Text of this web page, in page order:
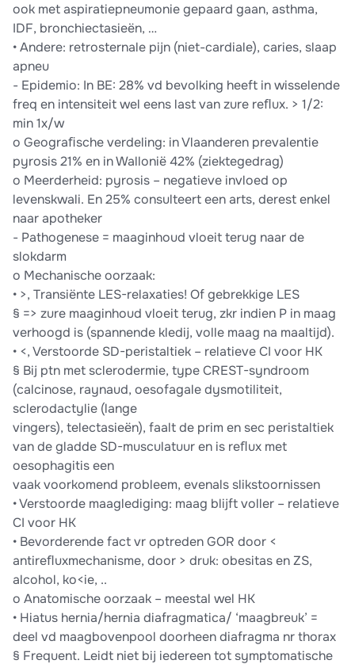
ook met aspiratiepneumonie gepaard gaan, asthma,
IDF, bronchiectasieën, …
• Andere: retrosternale pijn (niet-cardiale), caries, slaap
apneu
- Epidemio: In BE: 28% vd bevolking heeft in wisselende
freq en intensiteit wel eens last van zure reﬂux. > 1/2:
min 1x/w
o Geograﬁsche verdeling: in Vlaanderen prevalentie
pyrosis 21% en in Wallonië 42% (ziektegedrag)
o Meerderheid: pyrosis – negatieve invloed op
levenskwali. En 25% consulteert een arts, derest enkel
naar apotheker
- Pathogenese = maaginhoud vloeit terug naar de
slokdarm
o Mechanische oorzaak:
• >, Transiënte LES-relaxaties! Of gebrekkige LES
§ => zure maaginhoud vloeit terug, zkr indien P in maag
verhoogd is (spannende kledij, volle maag na maaltijd).
• <, Verstoorde SD-peristaltiek – relatieve CI voor HK
§ Bij ptn met sclerodermie, type CREST-syndroom
(calcinose, raynaud, oesofagale dysmotiliteit,
sclerodactylie (lange
vingers), telectasieën), faalt de prim en sec peristaltiek
van de gladde SD-musculatuur en is reﬂux met
oesophagitis een
vaak voorkomend probleem, evenals slikstoornissen
• Verstoorde maaglediging: maag blijft voller – relatieve
CI voor HK
• Bevorderende fact vr optreden GOR door <
antireﬂuxmechanisme, door > druk: obesitas en ZS,
alcohol, ko<ie, ..
o Anatomische oorzaak – meestal wel HK
• Hiatus hernia/hernia diafragmatica/ ‘maagbreuk’ =
deel vd maagbovenpool doorheen diafragma nr thorax
§ Frequent. Leidt niet bij iedereen tot symptomatische